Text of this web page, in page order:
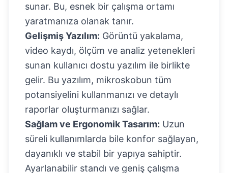
sunar. Bu, esnek bir çalışma ortamı
yaratmanıza olanak tanır.
Gelişmiş Yazılım: Görüntü yakalama,
video kaydı, ölçüm ve analiz yetenekleri
sunan kullanıcı dostu yazılım ile birlikte
gelir. Bu yazılım, mikroskobun tüm
potansiyelini kullanmanızı ve detaylı
raporlar oluşturmanızı sağlar.
Sağlam ve Ergonomik Tasarım: Uzun
süreli kullanımlarda bile konfor sağlayan,
dayanıklı ve stabil bir yapıya sahiptir.
Ayarlanabilir standı ve geniş çalışma